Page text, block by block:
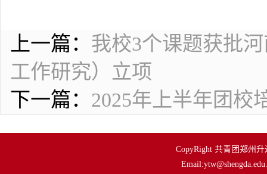
上一篇： 我校3个课题获批
工作研究）立项
下一篇： 2025年上半年团校
CopyRight 共青团郑州